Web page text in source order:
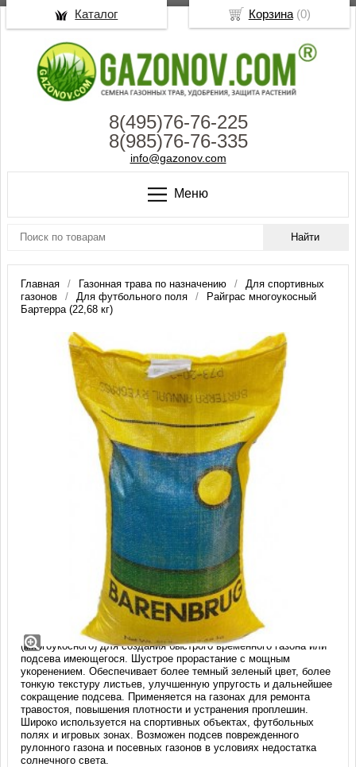
8(495)76-76-225
8(985)76-76-335
info@gazonov.com
Меню
Главная Газонная трава по назначению
Для спортивных
газонов
Для футбольного поля
Райграс многоукосный
Бартерра (22,68 кг)
Райграс многоукосный Бартерра (22,68
Профессиональный газонный сорт райграса однолетнего
(многоукосного) для создания быстрого временного газона или
подсева имеющегося. Шустрое прорастание с мощным
укоренением. Обеспечивает более темный зеленый цвет, более
тонкую текстуру листьев, улучшенную упругость и дальнейшее
сокращение подсева. Применяется на газонах для ремонта
травостоя, повышения плотности и устранения проплешин.
Широко используется на спортивных объектах, футбольных
полях и игровых зонах. Возможен подсев поврежденного
рулонного газона и посевных газонов в условиях недостатка
солнечного света.
Корзина(0)
Каталог